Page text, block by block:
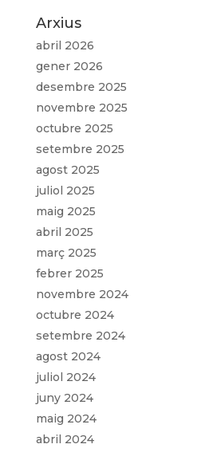
Arxius
abril 2026
gener 2026
desembre 2025
novembre 2025
octubre 2025
setembre 2025
agost 2025
juliol 2025
maig 2025
abril 2025
març 2025
febrer 2025
novembre 2024
octubre 2024
setembre 2024
agost 2024
juliol 2024
juny 2024
maig 2024
abril 2024